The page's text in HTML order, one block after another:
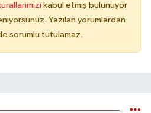
kabul etmiş bulunuyor
Yazılan yorumlardan
sorumlu tutulamaz.